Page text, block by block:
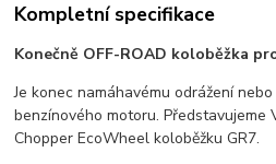
Kompletní specifikace
Konečně OFF-ROAD koloběžka
Je konec namáhavému odrážení
benzínového motoru. Představujeme
Chopper EcoWheel koloběžku GR7.